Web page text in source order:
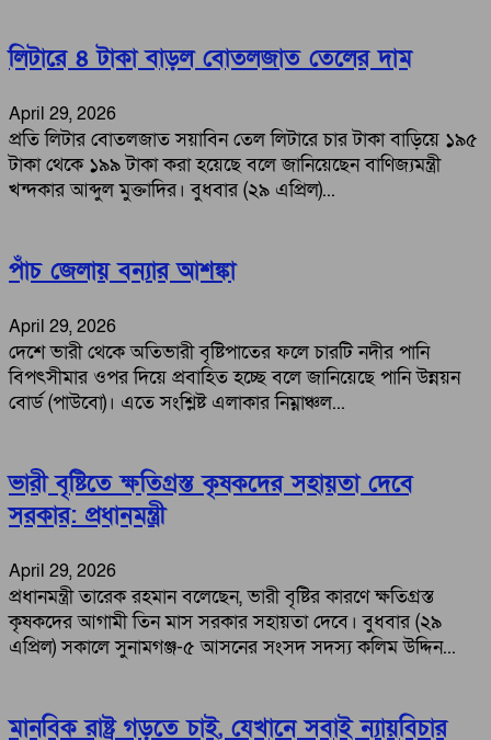
লিটারে ৪ টাকা বাড়ল বোতলজাত তেলের দাম
April 29, 2026
প্রতি লিটার বোতলজাত সয়াবিন তেল লিটারে চার টাকা বাড়িয়ে ১৯৫
টাকা থেকে ১৯৯ টাকা করা হয়েছে বলে জানিয়েছেন বাণিজ্যমন্ত্রী
খন্দকার আব্দুল মুক্তাদির। বুধবার (২৯ এপ্রিল)...
পাঁচ জেলায় বন্যার আশঙ্কা
April 29, 2026
দেশে ভারী থেকে অতিভারী বৃষ্টিপাতের ফলে চারটি নদীর পানি
বিপৎসীমার ওপর দিয়ে প্রবাহিত হচ্ছে বলে জানিয়েছে পানি উন্নয়ন
বোর্ড (পাউবো)। এতে সংশ্লিষ্ট এলাকার নিম্নাঞ্চল...
ভারী বৃষ্টিতে ক্ষতিগ্রস্ত কৃষকদের সহায়তা দেবে
সরকার: প্রধানমন্ত্রী
April 29, 2026
প্রধানমন্ত্রী তারেক রহমান বলেছেন, ভারী বৃষ্টির কারণে ক্ষতিগ্রস্ত
কৃষকদের আগামী তিন মাস সরকার সহায়তা দেবে। বুধবার (২৯
এপ্রিল) সকালে সুনামগঞ্জ-৫ আসনের সংসদ সদস্য কলিম উদ্দিন...
মানবিক রাষ্ট্র গড়তে চাই, যেখানে সবাই ন্যায়বিচার